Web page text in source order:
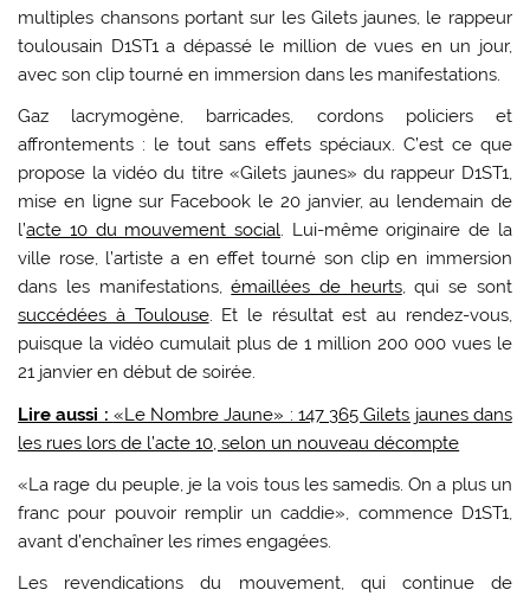
multiples chansons portant sur les Gilets jaunes, le rappeur
toulousain D1ST1 a dépassé le million de vues en un jour,
avec son clip tourné en immersion dans les manifestations.
Gaz lacrymogène, barricades, cordons policiers et
affrontements : le tout sans effets spéciaux. C’est ce que
propose la vidéo du titre «Gilets jaunes» du rappeur D1ST1,
mise en ligne sur Facebook le 20 janvier, au lendemain de
l’acte 10 du mouvement social. Lui-même originaire de la
ville rose, l’artiste a en effet tourné son clip en immersion
dans les manifestations,émaillées de heurts, qui se sont
succédées à Toulouse. Et le résultat est au rendez-vous,
puisque la vidéo cumulait plus de 1 million 200 000 vues le
21 janvier en début de soirée.
Lire aussi : «Le Nombre Jaune» : 147 365 Gilets jaunes dans
les rues lors de l’acte 10, selon un nouveau décompte
«La rage du peuple, je la vois tous les samedis. On a plus un
franc pour pouvoir remplir un caddie», commence D1ST1,
avant d’enchaîner les rimes engagées.
Les revendications du mouvement, qui continue de